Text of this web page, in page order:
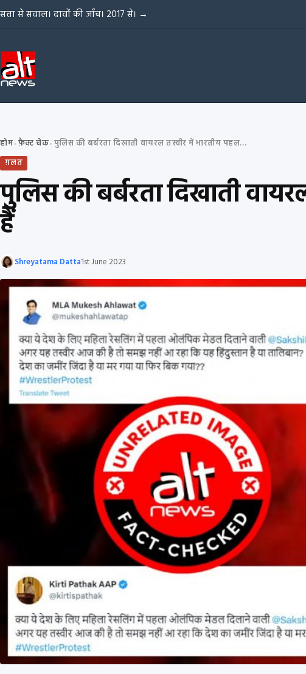
Skip to content
सत्ता से सवाल। दावों की जाँच। 2017 से। →
होम› फ़ैक्ट चेक›
पुलिस की बर्बरता दिखाती वायरल तस्वीर में भारतीय पहलवान साक्षी मलिक नहीं हैं
ग़लत
पुलिस की बर्बरता दिखाती
हैं
Shreyatama Datta1st June 2023